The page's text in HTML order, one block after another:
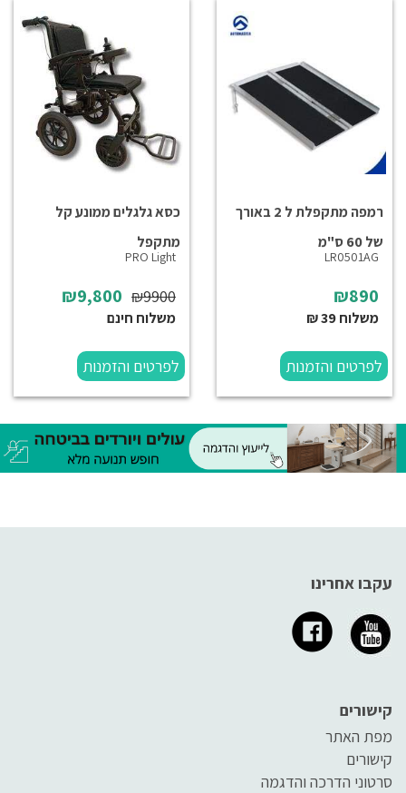
רמפה מתקפלת ל 2 באורך
של 60 ס"מ
LR0501AG
₪890
משלוח 39 ₪
לפרטים והזמנות
כסא גלגלים ממונע קל
מתקפל
PRO Light
₪9,800 ₪9900
משלוח חינם
לפרטים והזמנות
עקבו אחרינו
קישורים
מפת האתר
קישורים
סרטוני הדרכה והדגמה